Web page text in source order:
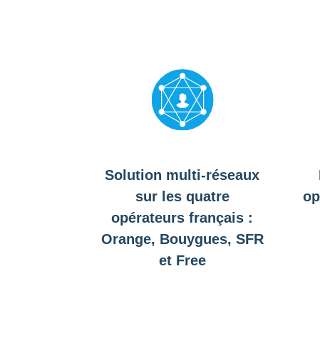
Solution multi-réseaux
sur les quatre
opérateurs français :
Orange, Bouygues, SFR
et Free